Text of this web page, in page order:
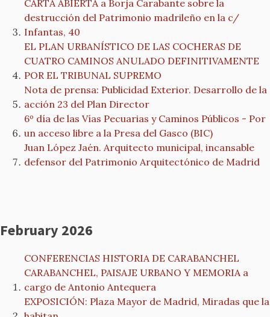
CARTA ABIERTA a Borja Carabante sobre la
destrucción del Patrimonio madrileño en la c/
Infantas, 40
EL PLAN URBANÍSTICO DE LAS COCHERAS DE
CUATRO CAMINOS ANULADO DEFINITIVAMENTE
POR EL TRIBUNAL SUPREMO
Nota de prensa: Publicidad Exterior. Desarrollo de la
acción 23 del Plan Director
6º día de las Vías Pecuarias y Caminos Públicos - Por
un acceso libre a la Presa del Gasco (BIC)
Juan López Jaén. Arquitecto municipal, incansable
defensor del Patrimonio Arquitectónico de Madrid
February 2026
CONFERENCIAS HISTORIA DE CARABANCHEL
CARABANCHEL, PAISAJE URBANO Y MEMORIA a
cargo de Antonio Antequera
EXPOSICIÓN: Plaza Mayor de Madrid, Miradas que la